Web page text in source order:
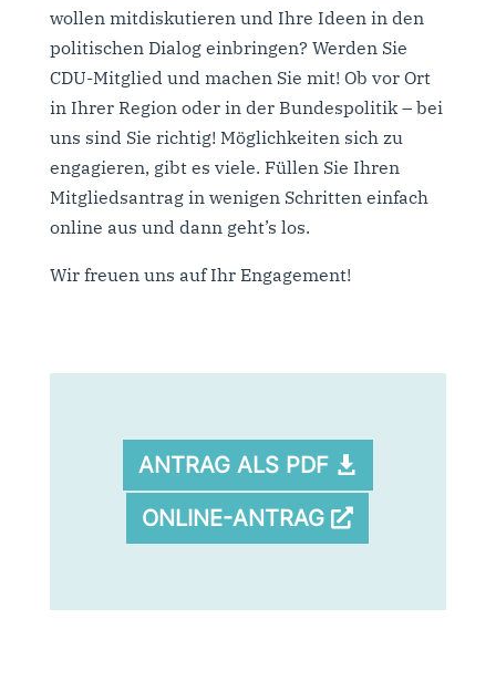
wollen mitdiskutieren und Ihre Ideen in den
politischen Dialog einbringen? Werden Sie
CDU-Mitglied und machen Sie mit! Ob vor Ort
in Ihrer Region oder in der Bundespolitik – bei
uns sind Sie richtig! Möglichkeiten sich zu
engagieren, gibt es viele. Füllen Sie Ihren
Mitgliedsantrag in wenigen Schritten einfach
online aus und dann geht’s los.
Wir freuen uns auf Ihr Engagement!
ANTRAG ALS PDF
ONLINE-ANTRAG